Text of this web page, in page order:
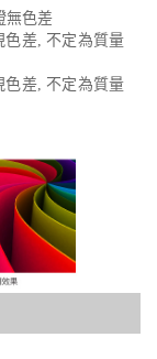
無色差
色差, 不定為質量
色差, 不定為質量